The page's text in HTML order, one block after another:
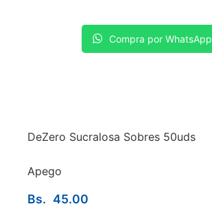
Compra por WhatsApp
DeZero Sucralosa Sobres 50uds
Apego
Bs. 45.00